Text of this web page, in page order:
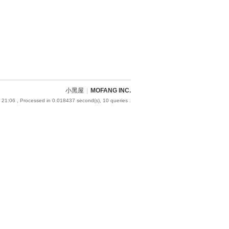
小黑屋 MOFANG INC.
21:06 , Processed in 0.018437 second(s), 10 queries .